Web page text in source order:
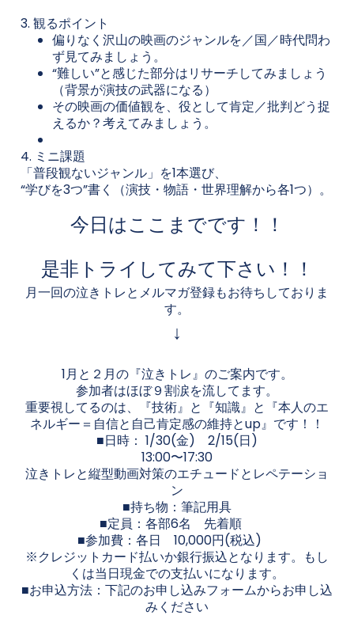
3. 観るポイント
偏りなく沢山の映画のジャンルを／国／時代問わ
ず見てみましょう。
“難しい”と感じた部分はリサーチしてみましょう
（背景が演技の武器になる）
その映画の価値観を、役として肯定／批判どう捉
えるか？考えてみましょう。
4. ミニ課題
「普段観ないジャンル」を1本選び、
“学びを3つ”書く（演技・物語・世界理解から各1つ）。
今日はここまでです！！
是非トライしてみて下さい！！
月一回の泣きトレとメルマガ登録もお待ちしておりま
す。
↓
1月と２月の『泣きトレ』のご案内です。
参加者はほぼ９割涙を流してます。
重要視してるのは、『技術』と『知識』と『本人のエ
ネルギー＝自信と自己肯定感の維持とup』です！！
■日時： 1/30(金) 2/15(日)
13:00〜17:30
泣きトレと縦型動画対策のエチュードとレペテーショ
ン
■持ち物：筆記用具
■定員：各部6名 先着順
■参加費：各日 10,000円(税込)
※クレジットカード払いか銀行振込となります。もし
くは当日現金での支払いになります。
■お申込方法：下記のお申し込みフォームからお申し込
みください